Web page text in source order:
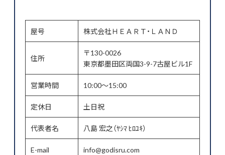
屋号 株式会社ＨＥＡＲＴ・ＬＡＮＤ
住所
〒130-0026
東京都墨田区両国3-9-7古屋ビル1F
営業時間 10:00～15:00
定休日 土日祝
代表者名 八島 宏之（ﾔｼﾏ ﾋﾛﾕｷ）
E-mail info@godisru.com